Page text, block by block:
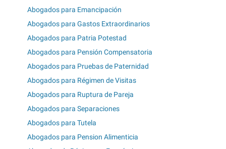
Abogados para Emancipación
Abogados para Gastos Extraordinarios
Abogados para Patria Potestad
Abogados para Pensión Compensatoria
Abogados para Pruebas de Paternidad
Abogados para Régimen de Visitas
Abogados para Ruptura de Pareja
Abogados para Separaciones
Abogados para Tutela
Abogados para Pension Alimenticia